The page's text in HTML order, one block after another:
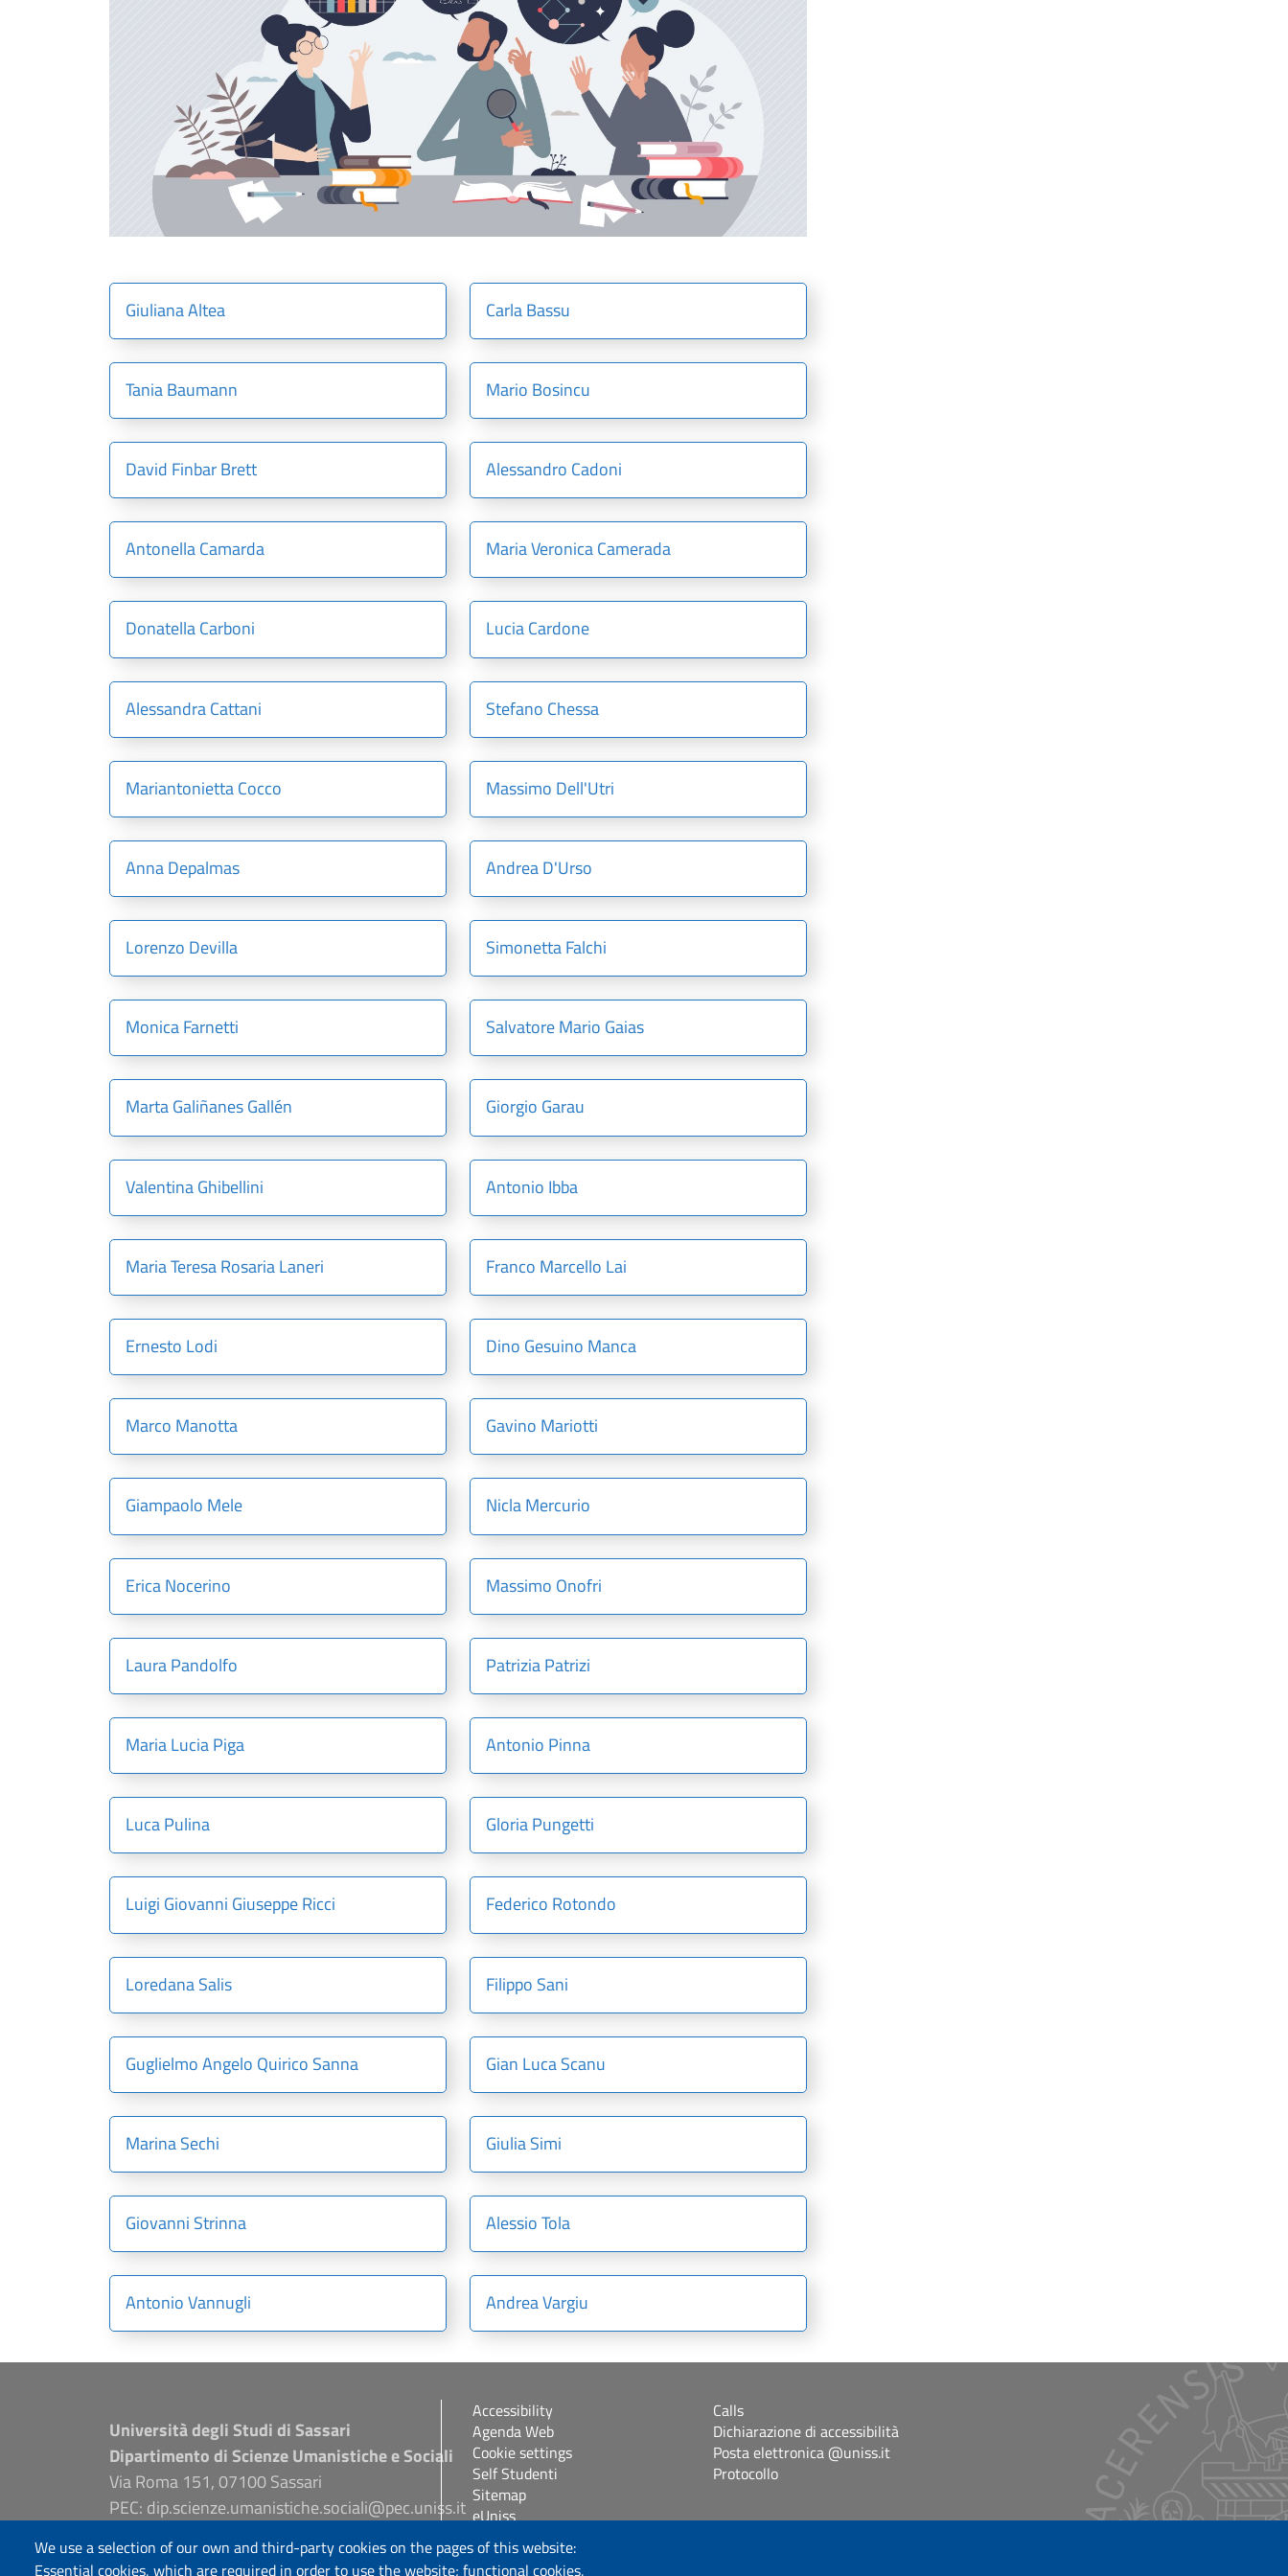
We use a selection of our own and third-party cookies on the pages of this website:
Essential cookies, which are required in order to use the website; functional cookies,
Giuliana Altea Carla Bassu
Tania Baumann Mario Bosincu
David Finbar Brett Alessandro Cadoni
Antonella Camarda Maria Veronica Camerada
Donatella Carboni Lucia Cardone
Alessandra Cattani Stefano Chessa
Mariantonietta Cocco Massimo Dell'Utri
Anna Depalmas Andrea D'Urso
Lorenzo Devilla Simonetta Falchi
Monica Farnetti Salvatore Mario Gaias
Marta Galiñanes Gallén Giorgio Garau
Valentina Ghibellini Antonio Ibba
Maria Teresa Rosaria Laneri Franco Marcello Lai
Ernesto Lodi Dino Gesuino Manca
Marco Manotta Gavino Mariotti
Giampaolo Mele Nicla Mercurio
Erica Nocerino Massimo Onofri
Laura Pandolfo Patrizia Patrizi
Maria Lucia Piga Antonio Pinna
Luca Pulina Gloria Pungetti
Luigi Giovanni Giuseppe Ricci Federico Rotondo
Loredana Salis Filippo Sani
Guglielmo Angelo Quirico Sanna Gian Luca Scanu
Marina Sechi Giulia Simi
Giovanni Strinna Alessio Tola
Antonio Vannugli Andrea Vargiu
Università degli Studi di Sassari
Dipartimento di Scienze Umanistiche e Sociali
Via Roma 151, 07100 Sassari
PEC: dip.scienze.umanistiche.sociali@pec.uniss.it
P.I. 00196350904
Accessibility
Agenda Web
Cookie settings
Self Studenti
Sitemap
eUniss
Calls
Dichiarazione di accessibilità
Posta elettronica @uniss.it
Protocollo
Follow us